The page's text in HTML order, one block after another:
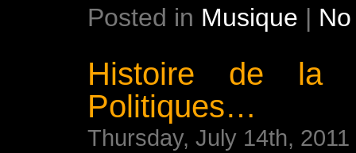
Posted in Musique |
Histoire de la
Politiques…
Thursday, July 14th, 2011